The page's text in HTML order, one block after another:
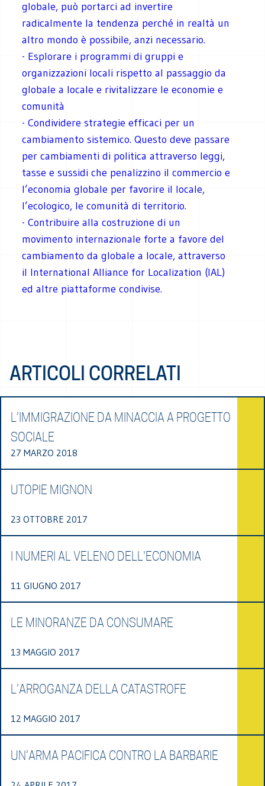
globale, può portarci ad invertire
radicalmente la tendenza perché in realtà un
altro mondo è possibile, anzi necessario.
- Esplorare i programmi di gruppi e
organizzazioni locali rispetto al passaggio da
globale a locale e rivitalizzare le economie e
comunità
- Condividere strategie efficaci per un
cambiamento sistemico. Questo deve passare
per cambiamenti di politica attraverso leggi,
tasse e sussidi che penalizzino il commercio e
l’economia globale per favorire il locale,
l’ecologico, le comunità di territorio.
- Contribuire alla costruzione di un
movimento internazionale forte a favore del
cambiamento da globale a locale, attraverso
il International Alliance for Localization (IAL)
ed altre piattaforme condivise.
ARTICOLI CORRELATI
L’IMMIGRAZIONE DA MINACCIA A PROGETTO
SOCIALE
27 MARZO 2018
UTOPIE MIGNON
23 OTTOBRE 2017
I NUMERI AL VELENO DELL'ECONOMIA
11 GIUGNO 2017
LE MINORANZE DA CONSUMARE
13 MAGGIO 2017
L’ARROGANZA DELLA CATASTROFE
12 MAGGIO 2017
UN’ARMA PACIFICA CONTRO LA BARBARIE